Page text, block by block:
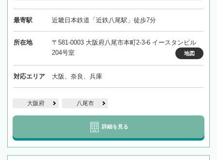
最寄駅 近畿日本鉄道「近鉄八尾駅」徒歩7分
所在地
〒581-0003 大阪府八尾市本町2-3-6 イースタンビル
204号室
地図
対応エリア 大阪、奈良、兵庫
大阪府 八尾市
詳細を見る